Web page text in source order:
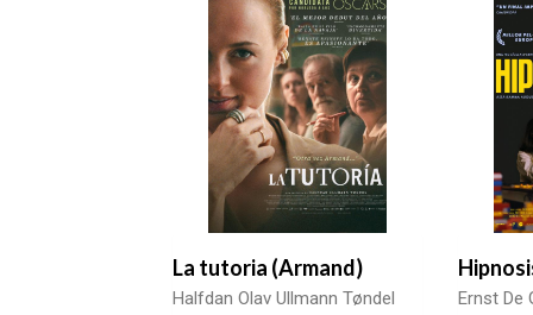
La tutoria (Armand)
Halfdan Olav Ullmann Tøndel Ernst De